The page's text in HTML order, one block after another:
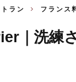
ラン フランス
｜洗練